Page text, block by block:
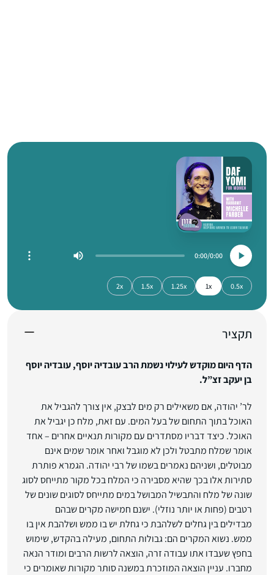
0:00
0:00
0.5x
1x
1.25x
1.5x
2x
תקציר
הדף היום מוקדש לעילוי נשמת הרב עובדיה יוסף, עובדיה יוסף
בן יעקב זצ”ל.
לר’ יהודה, אם משאילים רק מים לבצק, אין צורך להגביל את
האוכל בתוך התחום של בעל המים. עם זאת, מלח כן יגביל את
האוכל. כיצד דבריו מסתדרים עם מקורות תנאיים אחרים – אחד
אומר שמלח מתבטל ולכן לא מוגבל ואחר אומר שמים אינם
מבוטלים, ושניהם נאמרים בשמו של רבי יהודה. הגמרא פותרת
סתירות אלו בכך שהיא מסבירה כי המלח בכל מקור מתייחס לסוג
שונה של מלח והתבשיל המבושל במים מתייחס לסוגים שונים של
רטבים (פחות או יותר נוזלי). ישנם חמישה מקרים שבהם
מבדילים בין גחלים לשלהבת כי גחלת יש בו ממש ושלהבת אין בו
ממש. נשוא המקרים הם: גבולות התחום, מעילה בהקדש, שימוש
בחפץ שעבדו אתו עבודה זרה, הוצאה לרשות הרבים ומודר הנאה
מחברו. עניין הוצאה המוזכרת במשנה סותר מקורות שאומרים כי